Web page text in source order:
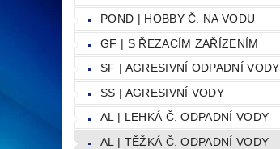
POND | HOBBY Č. NA VODU
GF | S ŘEZACÍM ZAŘÍZENÍM
SF | AGRESIVNÍ ODPADNÍ VODY
SS | AGRESIVNÍ VODY
AL | LEHKÁ Č. ODPADNÍ VODY
AL | TĚŽKÁ Č. ODPADNÍ VODY